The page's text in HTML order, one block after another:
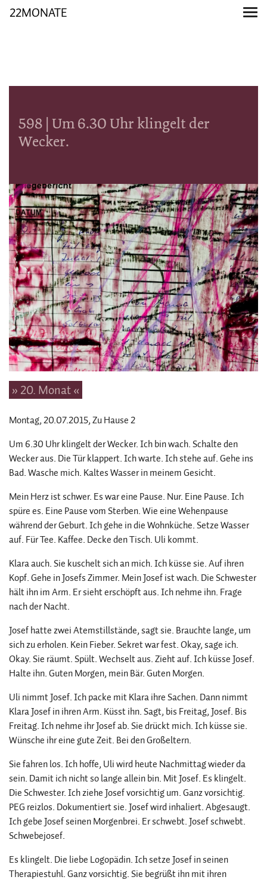
22MONATE
598 | Um 6.30 Uhr klingelt der
Wecker.
» 20. Monat «
Montag, 20.07.2015, Zu Hause 2
Um 6.30 Uhr klingelt der Wecker. Ich bin wach. Schalte den
Wecker aus. Die Tür klappert. Ich warte. Ich stehe auf. Gehe ins
Bad. Wasche mich. Kaltes Wasser in meinem Gesicht.
Mein Herz ist schwer. Es war eine Pause. Nur. Eine Pause. Ich
spüre es. Eine Pause vom Sterben. Wie eine Wehenpause
während der Geburt. Ich gehe in die Wohnküche. Setze Wasser
auf. Für Tee. Kaffee. Decke den Tisch. Uli kommt.
Klara auch. Sie kuschelt sich an mich. Ich küsse sie. Auf ihren
Kopf. Gehe in Josefs Zimmer. Mein Josef ist wach. Die Schwester
hält ihn im Arm. Er sieht erschöpft aus. Ich nehme ihn. Frage
nach der Nacht.
Josef hatte zwei Atemstillstände, sagt sie. Brauchte lange, um
sich zu erholen. Kein Fieber. Sekret war fest. Okay, sage ich.
Okay. Sie räumt. Spült. Wechselt aus. Zieht auf. Ich küsse Josef.
Halte ihn. Guten Morgen, mein Bär. Guten Morgen.
Uli nimmt Josef. Ich packe mit Klara ihre Sachen. Dann nimmt
Klara Josef in ihren Arm. Küsst ihn. Sagt, bis Freitag, Josef. Bis
Freitag. Ich nehme ihr Josef ab. Sie drückt mich. Ich küsse sie.
Wünsche ihr eine gute Zeit. Bei den Großeltern.
Sie fahren los. Ich hoffe, Uli wird heute Nachmittag wieder da
sein. Damit ich nicht so lange allein bin. Mit Josef. Es klingelt.
Die Schwester. Ich ziehe Josef vorsichtig um. Ganz vorsichtig.
PEG reizlos. Dokumentiert sie. Josef wird inhaliert. Abgesaugt.
Ich gebe Josef seinen Morgenbrei. Er schwebt. Josef schwebt.
Schwebejosef.
Es klingelt. Die liebe Logopädin. Ich setze Josef in seinen
Therapiestuhl. Ganz vorsichtig. Sie begrüßt ihn mit ihren